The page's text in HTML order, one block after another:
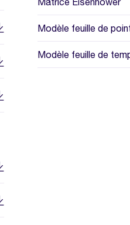
Modèle feuille de
Modèle feuille de